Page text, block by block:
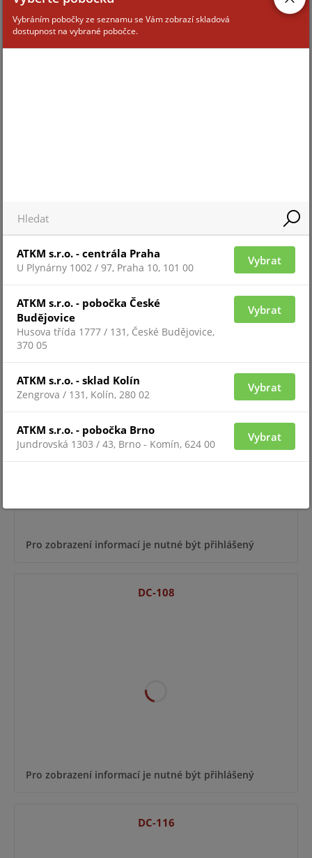
Pro zobrazení informací je nutné být přihlášený
AT-400T/2
Pro zobrazení informací je nutné být přihlášený
DC-108
Pro zobrazení informací je nutné být přihlášený
DC-116
Vybráním pobočky ze seznamu se Vám zobrazí skladová
dostupnost na vybrané pobočce.
ATKM s.r.o. - centrála Praha
U Plynárny 1002 / 97, Praha 10, 101 00
Vybrat
ATKM s.r.o. - pobočka České
Budějovice
Husova třída 1777 / 131, České Budějovice,
370 05
Vybrat
ATKM s.r.o. - sklad Kolín
Zengrova / 131, Kolín, 280 02
Vybrat
ATKM s.r.o. - pobočka Brno
Jundrovská 1303 / 43, Brno - Komín, 624 00
Vybrat